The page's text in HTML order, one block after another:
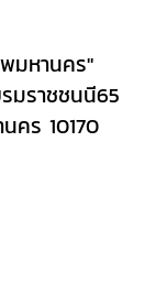
งเทพมหานคร"
มราชชนนี65
คร 10170
าม